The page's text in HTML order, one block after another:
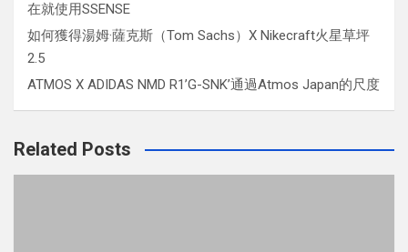
在就使用SSENSE
如何獲得湯姆·薩克斯（Tom Sachs）X Nikecraft火星草坪
2.5
ATMOS X ADIDAS NMD R1’G-SNK’通過Atmos Japan的尺度
Related Posts